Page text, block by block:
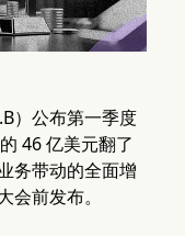
）公布第一季度
46 亿美元翻了
务带动的全面增
前发布。